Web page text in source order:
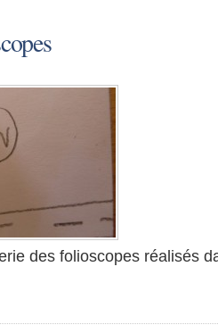
des folioscopes réalisés